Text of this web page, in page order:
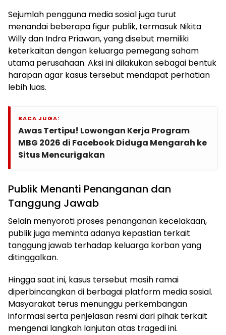
Sejumlah pengguna media sosial juga turut
menandai beberapa figur publik, termasuk Nikita
Willy dan Indra Priawan, yang disebut memiliki
keterkaitan dengan keluarga pemegang saham
utama perusahaan. Aksi ini dilakukan sebagai bentuk
harapan agar kasus tersebut mendapat perhatian
lebih luas.
BACA JUGA:
Awas Tertipu! Lowongan Kerja Program
MBG 2026 di Facebook Diduga Mengarah ke
Situs Mencurigakan
Publik Menanti Penanganan dan
Tanggung Jawab
Selain menyoroti proses penanganan kecelakaan,
publik juga meminta adanya kepastian terkait
tanggung jawab terhadap keluarga korban yang
ditinggalkan.
Hingga saat ini, kasus tersebut masih ramai
diperbincangkan di berbagai platform media sosial.
Masyarakat terus menunggu perkembangan
informasi serta penjelasan resmi dari pihak terkait
mengenai langkah lanjutan atas tragedi ini.